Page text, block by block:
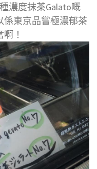
濃度抹茶Galato嘅
係東京品嘗極濃郁茶
！